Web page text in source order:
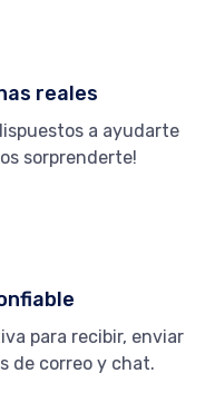
reales
a ayudarte
sorprenderte!
para recibir, enviar
de correo y chat.